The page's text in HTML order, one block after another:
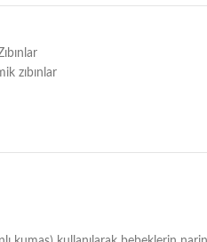
zıbınlar